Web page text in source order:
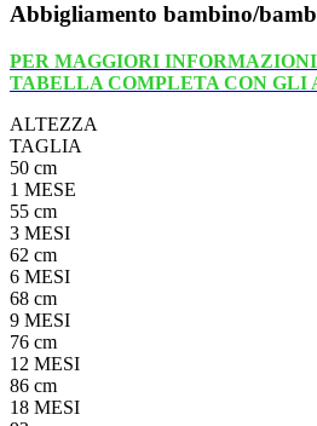
Abbigliamento bambino/
PER MAGGIORI
TABELLA COMPLETA CON GLI
ALTEZZA
TAGLIA
50 cm
1 MESE
55 cm
3 MESI
62 cm
6 MESI
68 cm
9 MESI
76 cm
12 MESI
86 cm
18 MESI